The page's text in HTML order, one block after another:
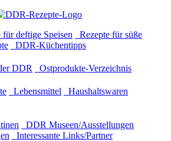
für deftige Speisen
Rezepte für süße
DDR-Küchentipps
DDR Ostprodukte-Verzeichnis
Lebensmittel
Haushaltswaren
DDR Museen/Ausstellungen
Interessante Links/Partner